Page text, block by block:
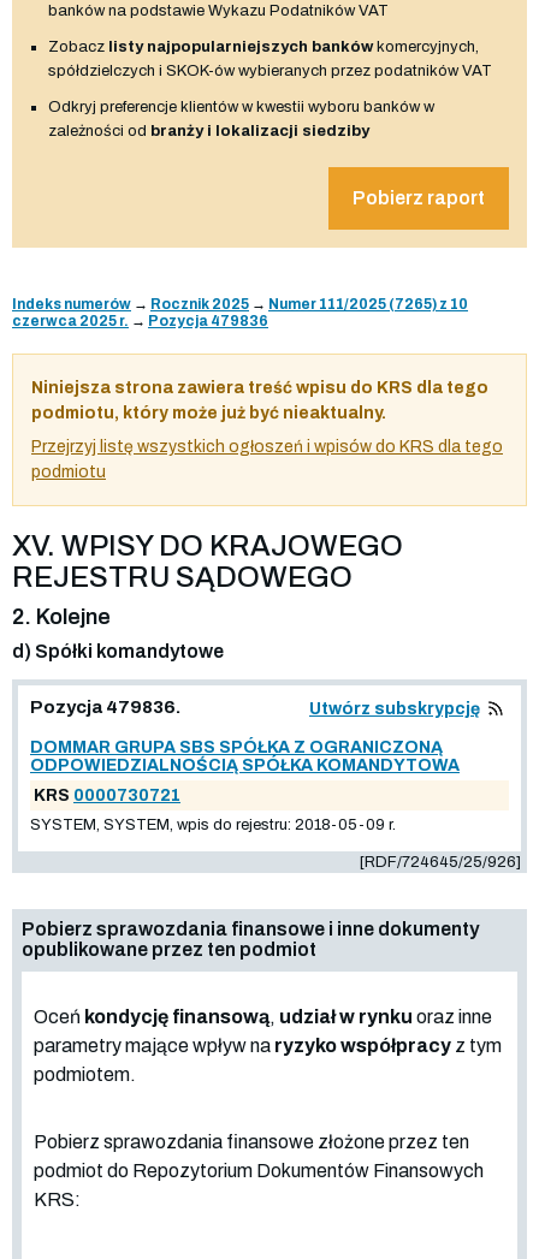
banków na podstawie Wykazu Podatników VAT
Zobacz listy najpopularniejszych bankówkomercyjnych,
spółdzielczych i SKOK-ów wybieranych przez podatników VAT
Odkryj preferencje klientów w kwestii wyboru banków w
zależności od branży i lokalizacji siedziby
Pobierz raport
Indeks numerów → Rocznik 2025 → Numer 111/2025 (7265) z 10
czerwca 2025 r. → Pozycja 479836
Niniejsza strona zawiera treść wpisu do KRS dla tego
podmiotu, który może już być nieaktualny.
Przejrzyj listę wszystkich ogłoszeń i wpisów do KRS dla tego
podmiotu
XV. WPISY DO KRAJOWEGO
REJESTRU SĄDOWEGO
2. Kolejne
d) Spółki komandytowe
Pozycja 479836. Utwórz subskrypcję
DOMMAR GRUPA SBS SPÓŁKA Z OGRANICZONĄ
ODPOWIEDZIALNOŚCIĄ SPÓŁKA KOMANDYTOWA
KRS 0000730721
SYSTEM, SYSTEM, wpis do rejestru: 2018-05-09 r.
[RDF/724645/25/926]
Pobierz sprawozdania finansowe i inne dokumenty
opublikowane przez ten podmiot
Oceń kondycję finansową, udział w rynku oraz inne
parametry mające wpływ na ryzyko współpracy z tym
podmiotem.
Pobierz sprawozdania finansowe złożone przez ten
podmiot do Repozytorium Dokumentów Finansowych
KRS: